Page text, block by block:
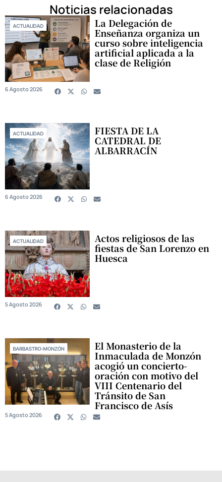
Noticias relacionadas
ACTUALIDAD La Delegación de
Enseñanza organiza un
curso sobre inteligencia
artificial aplicada a la
clase de Religión
6 Agosto 2026
ACTUALIDAD FIESTA DE LA
CATEDRAL DE
ALBARRACÍN
6 Agosto 2026
ACTUALIDAD Actos religiosos de las
fiestas de San Lorenzo en
Huesca
5 Agosto 2026
BARBASTRO-MONZÓN El Monasterio de la
Inmaculada de Monzón
acogió un concierto-
oración con motivo del
VIII Centenario del
Tránsito de San
Francisco de Asís
5 Agosto 2026